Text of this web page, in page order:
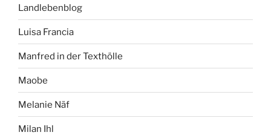
Landlebenblog
Luisa Francia
Manfred in der Texthölle
Maobe
Melanie Näf
Milan Ihl